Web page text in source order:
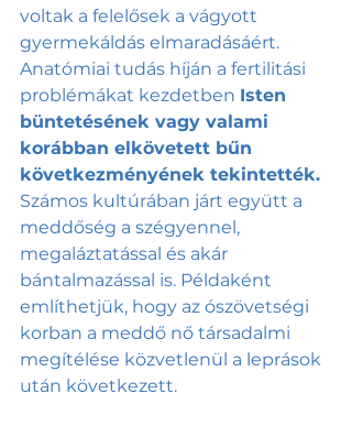
voltak a felelősek a vágyott
gyermekáldás elmaradásáért.
Anatómiai tudás híján a fertilitási
problémákat kezdetben Isten
büntetésének vagy valami
korábban elkövetett bűn
következményének tekintették.
Számos kultúrában járt együtt a
meddőség a szégyennel,
megaláztatással és akár
bántalmazással is. Példaként
említhetjük, hogy az ószövetségi
korban a meddő nő társadalmi
megítélése közvetlenül a leprások
után következett.